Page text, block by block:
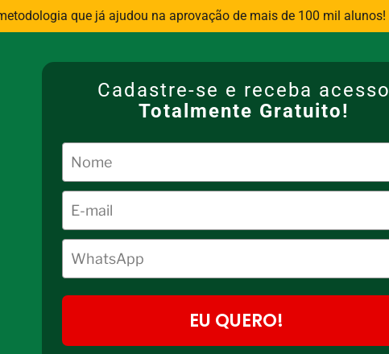
que já ajudou na aprovação de mais de 100 mil alunos!
Cadastre-se e receba acesso
Totalmente Gratuito!
EU QUERO!